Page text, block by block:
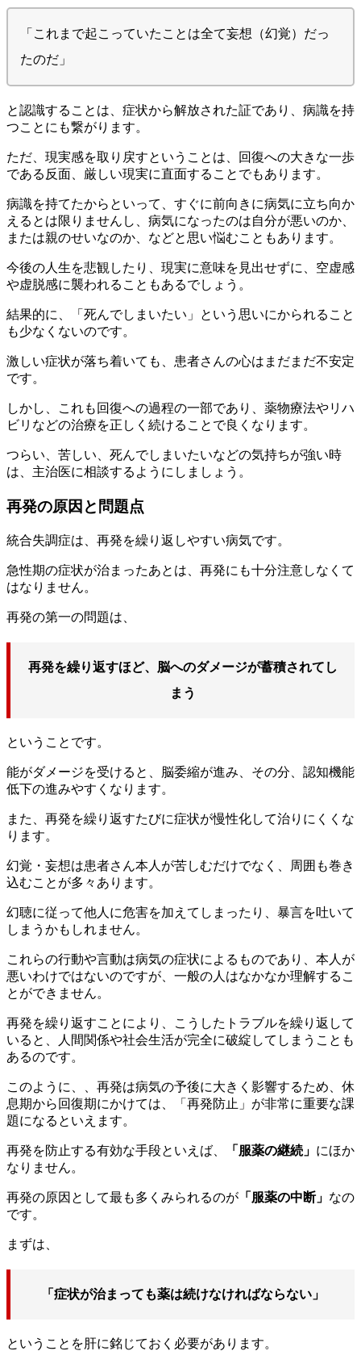
「これまで起こっていたことは全て妄想（幻覚）だっ
たのだ」
と認識することは、症状から解放された証であり、病識を持
つことにも繋がります。
ただ、現実感を取り戻すということは、回復への大きな一歩
である反面、厳しい現実に直面することでもあります。
病識を持てたからといって、すぐに前向きに病気に立ち向か
えるとは限りませんし、病気になったのは自分が悪いのか、
または親のせいなのか、などと思い悩むこともあります。
今後の人生を悲観したり、現実に意味を見出せずに、空虚感
や虚脱感に襲われることもあるでしょう。
結果的に、「死んでしまいたい」という思いにかられること
も少なくないのです。
激しい症状が落ち着いても、患者さんの心はまだまだ不安定
です。
しかし、これも回復への過程の一部であり、薬物療法やリハ
ビリなどの治療を正しく続けることで良くなります。
つらい、苦しい、死んでしまいたいなどの気持ちが強い時
は、主治医に相談するようにしましょう。
再発の原因と問題点
統合失調症は、再発を繰り返しやすい病気です。
急性期の症状が治まったあとは、再発にも十分注意しなくて
はなりません。
再発の第一の問題は、
再発を繰り返すほど、脳へのダメージが蓄積されてし
まう
ということです。
能がダメージを受けると、脳委縮が進み、その分、認知機能
低下の進みやすくなります。
また、再発を繰り返すたびに症状が慢性化して治りにくくな
ります。
幻覚・妄想は患者さん本人が苦しむだけでなく、周囲も巻き
込むことが多々あります。
幻聴に従って他人に危害を加えてしまったり、暴言を吐いて
しまうかもしれません。
これらの行動や言動は病気の症状によるものであり、本人が
悪いわけではないのですが、一般の人はなかなか理解するこ
とができません。
再発を繰り返すことにより、こうしたトラブルを繰り返して
いると、人間関係や社会生活が完全に破綻してしまうことも
あるのです。
このように、、再発は病気の予後に大きく影響するため、休
息期から回復期にかけては、「再発防止」が非常に重要な課
題になるといえます。
再発を防止する有効な手段といえば、 「服薬の継続」 にほか
なりません。
再発の原因として最も多くみられるのが 「服薬の中断」 なの
です。
まずは、
「症状が治まっても薬は続けなければならない」
ということを肝に銘じておく必要があります。